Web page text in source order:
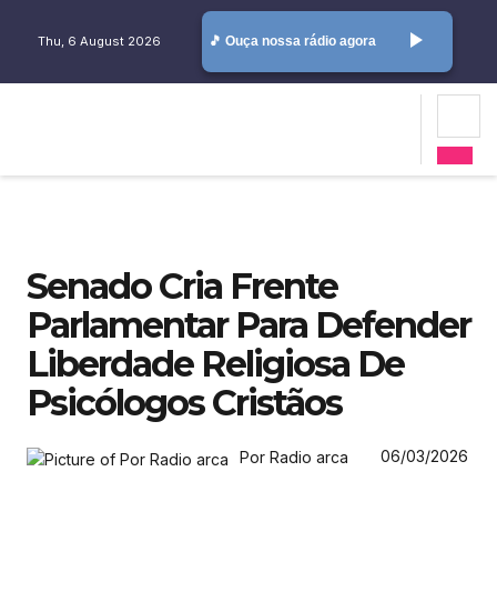
Thu, 6 August 2026 🎵 Ouça nossa rádio agora play_arrow
Senado Cria Frente
Parlamentar Para Defender
Liberdade Religiosa De
Psicólogos Cristãos
Por Radio arca 06/03/2026